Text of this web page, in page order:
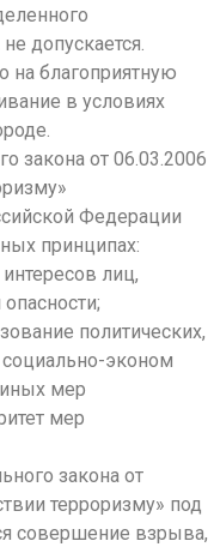
не допускается.
на благоприятную
в условиях
закона от 06.03.2006
Федерации
принципах:
лиц,
политических,
социально-эконом
мер
мер
закона от
терроризму» под
совершение взрыва,